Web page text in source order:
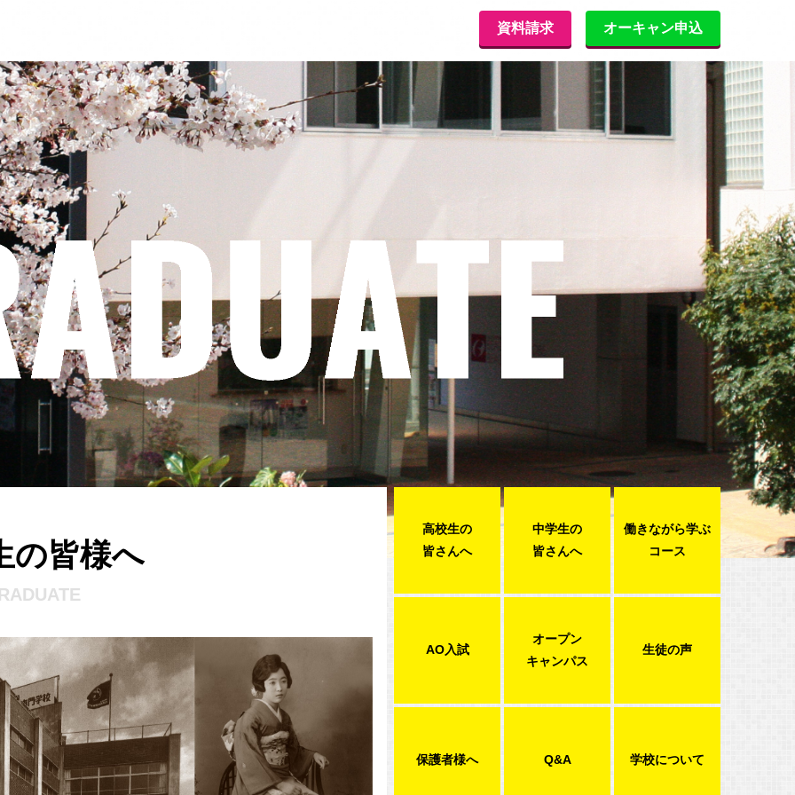
資料請求 オーキャン申込
の皆様へ
高校生の
皆さんへ
中学生の
皆さんへ
働きながら学ぶ
コース
AO入試
オープン
キャンパス
生徒の声
保護者様へ Q&A 学校について